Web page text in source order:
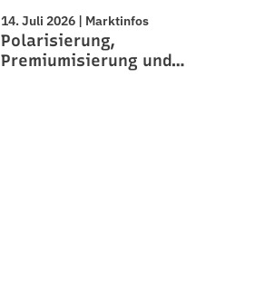
14. Juli 2026 | Marktinfos
Polarisierung,
Premiumisierung und…